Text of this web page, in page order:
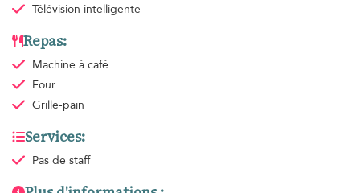
Télévision intelligente
Repas:
Machine à café
Four
Grille-pain
Services:
Pas de staff